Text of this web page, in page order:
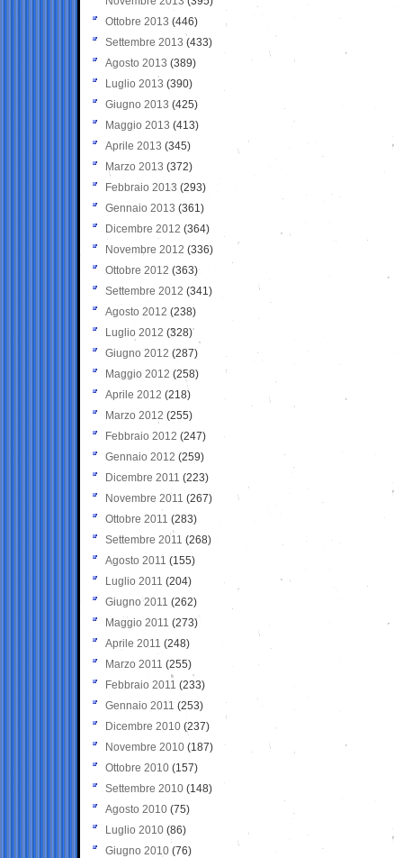
Ottobre 2013 (446)
Settembre 2013 (433)
Agosto 2013 (389)
Luglio 2013 (390)
Giugno 2013 (425)
Maggio 2013 (413)
Aprile 2013 (345)
Marzo 2013 (372)
Febbraio 2013 (293)
Gennaio 2013 (361)
Dicembre 2012 (364)
Novembre 2012 (336)
Ottobre 2012 (363)
Settembre 2012 (341)
Agosto 2012 (238)
Luglio 2012 (328)
Giugno 2012 (287)
Maggio 2012 (258)
Aprile 2012 (218)
Marzo 2012 (255)
Febbraio 2012 (247)
Gennaio 2012 (259)
Dicembre 2011 (223)
Novembre 2011 (267)
Ottobre 2011 (283)
Settembre 2011 (268)
Agosto 2011 (155)
Luglio 2011 (204)
Giugno 2011 (262)
Maggio 2011 (273)
Aprile 2011 (248)
Marzo 2011 (255)
Febbraio 2011 (233)
Gennaio 2011 (253)
Dicembre 2010 (237)
Novembre 2010 (187)
Ottobre 2010 (157)
Settembre 2010 (148)
Agosto 2010 (75)
Luglio 2010 (86)
Giugno 2010 (76)